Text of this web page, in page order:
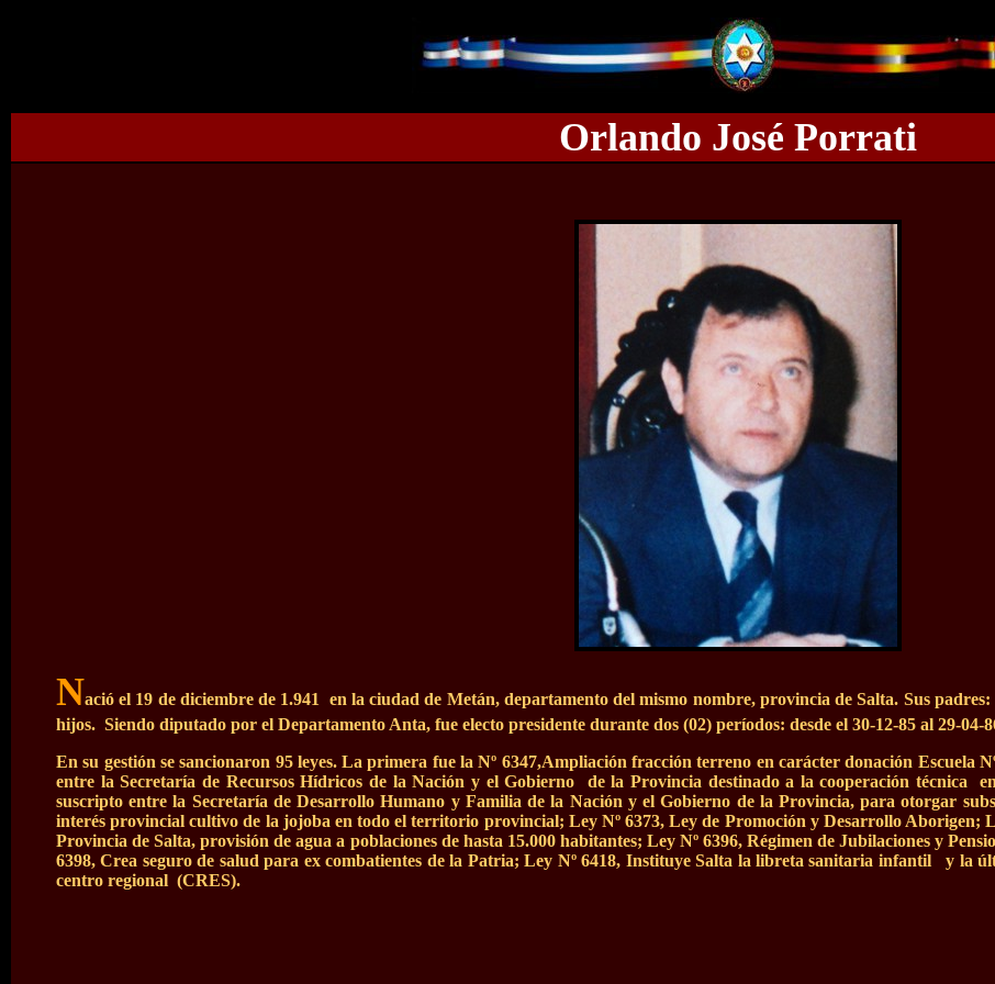
Orlando José Porrati
Nació el 19 de diciembre de 1.941 en la ciudad de Metán, departamento del mismo nombre, provincia de Salta. Sus
hijos. Siendo diputado por el Departamento Anta, fue electo presidente durante dos (02) períodos: desde el 30-12-85 al 29-04-
En su gestión se sancionaron 95 leyes. La primera fue la Nº 6347,Ampliación fracción terreno en carácter donación Escuela
entre la Secretaría de Recursos Hídricos de la Nación y el Gobierno de la Provincia destinado a la cooperación técnica
suscripto entre la Secretaría de Desarrollo Humano y Familia de la Nación y el Gobierno de la Provincia, para otorgar
interés provincial cultivo de la jojoba en todo el territorio provincial; Ley Nº 6373, Ley de Promoción y Desarrollo Aborigen;
Provincia de Salta, provisión de agua a poblaciones de hasta 15.000 habitantes; Ley Nº 6396, Régimen de Jubilaciones y
6398, Crea seguro de salud para ex combatientes de la Patria; Ley Nº 6418, Instituye Salta la libreta sanitaria infantil y la
centro regional (CRES).